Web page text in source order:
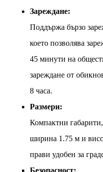
Зареждане:
Поддържа бързо
което позволява
45 минути на
зареждане от
8 часа.
Размери:
Компактни
ширина 1.75 м и
прави удобен за
Безопасност: